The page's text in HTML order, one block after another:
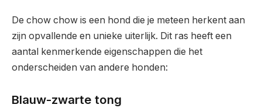
De chow chow is een hond die je meteen herkent aan
zijn opvallende en unieke uiterlijk. Dit ras heeft een
aantal kenmerkende eigenschappen die het
onderscheiden van andere honden:
Blauw-zwarte tong